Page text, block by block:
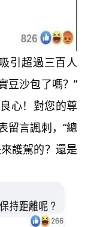
引超過三百人
豆沙包了嗎？”
心！對您的尊
留言諷刺，“總
護駕的？還是